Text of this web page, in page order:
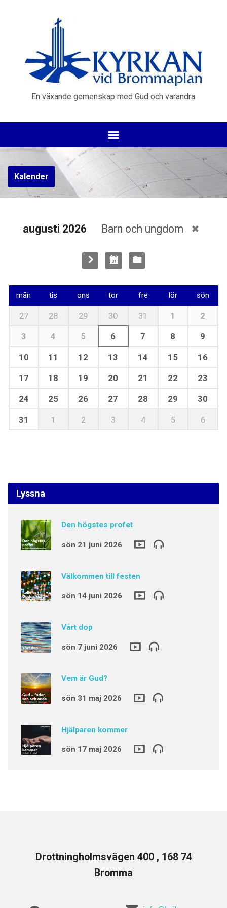
En växande gemenskap med Gud och varandra
Kalender
augusti 2026 Barn och ungdom
mån tis ons tor fre lör sön
27 28 29 30 31 1 2
3 4 5 6 7 8 9
10 11 12 13 14 15 16
17 18 19 20 21 22 23
24 25 26 27 28 29 30
31 1 2 3 4 5 6
Lyssna
Den högstes profet
sön 21 juni 2026
Välkommen till festen
sön 14 juni 2026
Vårt dop
sön 7 juni 2026
Vem är Gud?
sön 31 maj 2026
Hjälparen kommer
sön 17 maj 2026
Drottningholmsvägen 400 , 168 74
Bromma